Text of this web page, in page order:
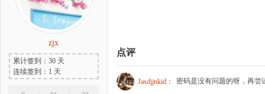
zjx
累计签到：30 天
连续签到：1 天
点评
Jasdjjnkid： 密码是没有问题的呀，再